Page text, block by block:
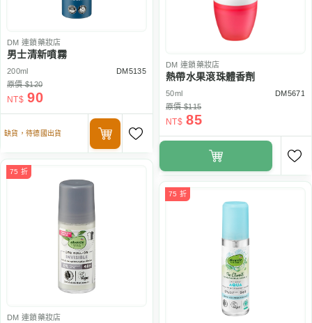
DM 連鎖藥妝店
男士清新噴霧
200ml
DM5135
原價 $120
NT$ 90
缺貨，待德國出貨
DM 連鎖藥妝店
熱帶水果滾珠體香劑
50ml
DM5671
原價 $115
NT$ 85
75 折
DM 連鎖藥妝店
75 折